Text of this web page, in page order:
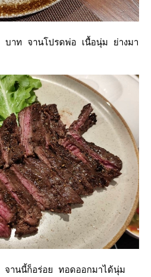
บาท จานโปรดพ่อ เนื้อนุ่ม ย่างมา
านนี้ก็อร่อย ทอดออกมาได้นุ่ม